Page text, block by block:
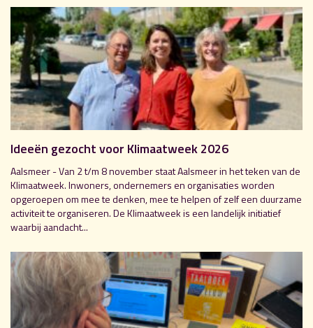
Ideeën gezocht voor Klimaatweek 2026
Aalsmeer - Van 2 t/m 8 november staat Aalsmeer in het teken van de
Klimaatweek. Inwoners, ondernemers en organisaties worden
opgeroepen om mee te denken, mee te helpen of zelf een duurzame
activiteit te organiseren. De Klimaatweek is een landelijk initiatief
waarbij aandacht...